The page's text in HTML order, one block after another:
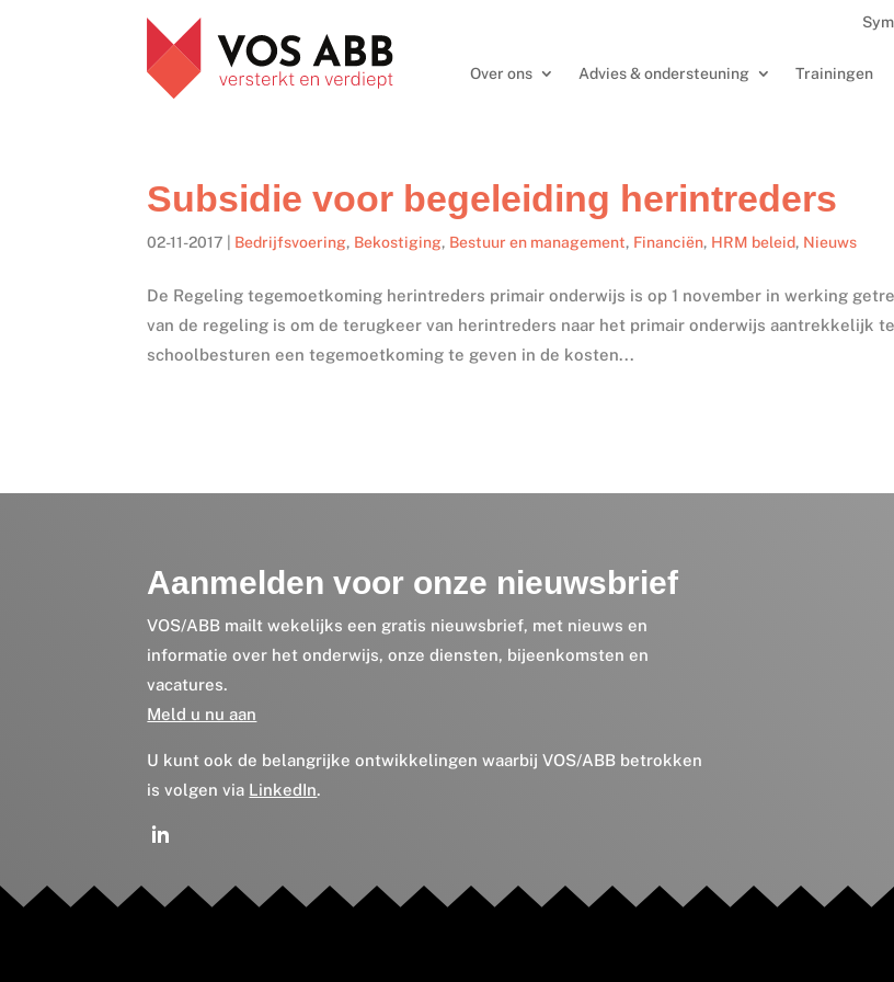
Over ons Advies & ondersteuning Trainingen
Subsidie voor begeleiding herintreders
02-11-2017 Bedrijfsvoering, Bekostiging, Bestuur en management, Financiën, HRM beleid, Nieuws
De Regeling tegemoetkoming herintreders primair onderwijs is op 1 november in werking
van de regeling is om de terugkeer van herintreders naar het primair onderwijs aantrekkelijk
schoolbesturen een tegemoetkoming te geven in de kosten...
Aanmelden voor onze nieuwsbrief
VOS/ABB mailt wekelijks een gratis nieuwsbrief, met nieuws en
informatie over het onderwijs, onze diensten, bijeenkomsten en
vacatures.
Meld u nu aan
U kunt ook de belangrijke ontwikkelingen waarbij VOS/ABB betrokken
is volgen via LinkedIn.